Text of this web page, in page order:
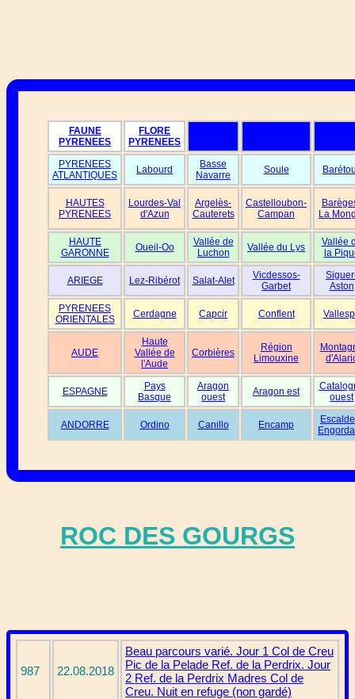
FAUNE
PYRENEES
FLORE
PYRENEES
PYRENEES
ATLANTIQUES
Labourd
Basse
Navarre
Soule
HAUTES
PYRENEES
Lourdes-Val
d'Azun
Argelès-
Cauterets
Castelloubon-
Campan
La
HAUTE
GARONNE
Oueil-Oo
Vallée de
Luchon
Vallée du Lys
Vallée
la
ARIEGE Lez-Ribérot Salat-Alet
Vicdessos-
Garbet
Aston
PYRENEES
ORIENTALES
Cerdagne Capcir Conflent
AUDE
Haute
Vallée de
l'Aude
Corbières
Région
Limouxine
ESPAGNE
Pays
Basque
Aragon
ouest
Aragon est
ouest
ANDORRE Ordino Canillo Encamp
ROC DES GOURGS
987 22.08.2018
Beau parcours varié. Jour 1 Col de Creu
Pic de la Pelade Ref. de la Perdrix. Jour
2 Ref. de la Perdrix Madres Col de
Creu. Nuit en refuge (non gardé)